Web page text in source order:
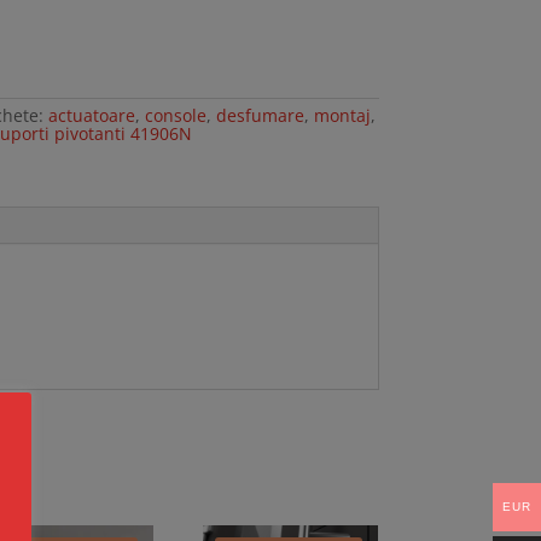
actuatoare, console, desfumare, montaj,
pivotanti 41906N
EUR